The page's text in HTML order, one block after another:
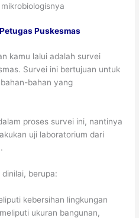
Puskesmas
kamu lalui adalah survei
Survei ini bertujuan untuk
bahan yang
proses survei ini, nantinya
uji laboratorium dari
berupa:
kebersihan lingkungan
ukuran bangunan,